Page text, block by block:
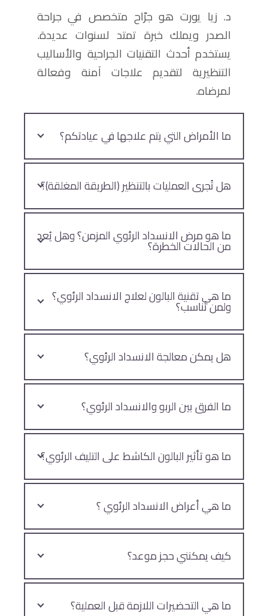
د. زيا يورت هو جرّاح متخصص في جراحة
الصدر ويملك خبرة تمتد لسنوات عديدة.
يستخدم أحدث التقنيات الجراحية والأساليب
التنظيرية لتقديم علاجات آمنة وفعالة
لمرضاه.
ما الأمراض التي يتم علاجها في عيادتكم؟
هل تُجرى العمليات بالتنظير (الطريقة المغلقة)؟
ما هو مرض الانسداد الرئوي المزمن؟ وهل يُعد
من الحالات الخطرة؟
ما هي تقنية البالون لعلاج الانسداد الرئوي؟
ولمن تُناسب؟
هل يمكن معالجة الانسداد الرئوي؟
ما الفرق بين الربو والانسداد الرئوي؟
ما هو تأثير البالون الكاشط على التليف الرئوي؟
ما هي أعراض الانسداد الرئوي ؟
كيف يمكنني حجز موعد؟
ما هي التحضيرات اللازمة قبل العملية؟